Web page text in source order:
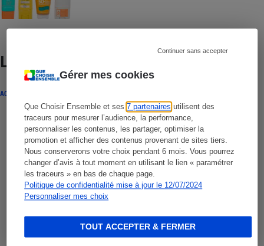
Gérer mes cookies
Que Choisir Ensemble et ses7 partenaires utilisent des
traceurs pour mesurer l’audience, la performance,
personnaliser les contenus, les partager, optimiser la
promotion et afficher des contenus provenant de sites tiers.
Nous conserverons votre choix pendant 6 mois. Vous pourrez
changer d’avis à tout moment en utilisant le lien « paramétrer
les traceurs » en bas de chaque page.
Politique de confidentialité mise à jour le 12/07/2024
Personnaliser mes choix
Continuer sans accepter
TOUT ACCEPTER & FERMER
Lire aussi
ACTUALITÉ